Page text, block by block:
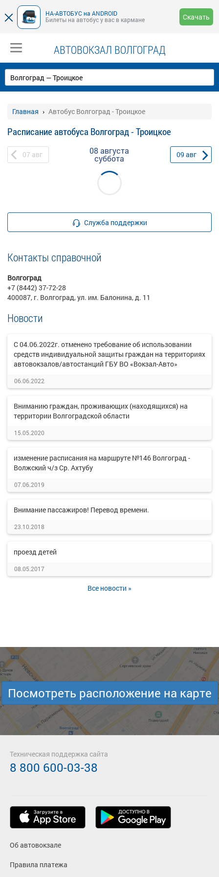
НА-АВТОБУС на ANDROID
Билеты на автобус у вас в кармане
Скачать
АВТОВОКЗАЛ ВОЛГОГРАД
Главная Автобус Волгоград - Троицкое
Расписание автобуса Волгоград - Троицкое
07 авг 08 августа
суббота 09 авг
Служба поддержки
Контакты справочной
Волгоград
+7 (8442) 37-72-28
400087, г. Волгоград, ул. им. Балонина, д. 11
Новости
С 04.06.2022г. отменено требование об использовании
средств индивидуальной защиты граждан на территориях
автовокзалов/автостанций ГБУ ВО «Вокзал-Авто»
06.06.2022
Вниманию граждан, проживающих (находящихся) на
территории Волгоградской области
15.05.2020
изменение расписания на маршруте №146 Волгоград -
Волжский ч/з Ср. Ахтубу
07.06.2019
Внимание пассажиров! Перевод времени.
23.10.2018
проезд детей
08.05.2017
Все новости »
Посмотреть расположение на карте
Об автовокзале
Правила платежа
Техническая поддержка сайта
8 800 600-03-38